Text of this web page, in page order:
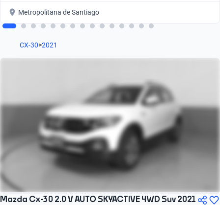
Metropolitana de Santiago
CX-30>2021
Mazda Cx-30 2.0 V AUTO SKYACTIVE 4WD Suv 2021